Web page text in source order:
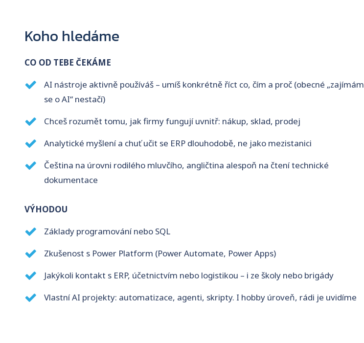
Koho hledáme
CO OD TEBE ČEKÁME
AI nástroje aktivně používáš – umíš konkrétně říct co, čím a proč (obecné „zajímám
se o AI“ nestačí)
Chceš rozumět tomu, jak firmy fungují uvnitř: nákup, sklad, prodej
Analytické myšlení a chuť učit se ERP dlouhodobě, ne jako mezistanici
Čeština na úrovni rodilého mluvčího, angličtina alespoň na čtení technické
dokumentace
VÝHODOU
Základy programování nebo SQL
Zkušenost s Power Platform (Power Automate, Power Apps)
Jakýkoli kontakt s ERP, účetnictvím nebo logistikou – i ze školy nebo brigády
Vlastní AI projekty: automatizace, agenti, skripty. I hobby úroveň, rádi je uvidíme